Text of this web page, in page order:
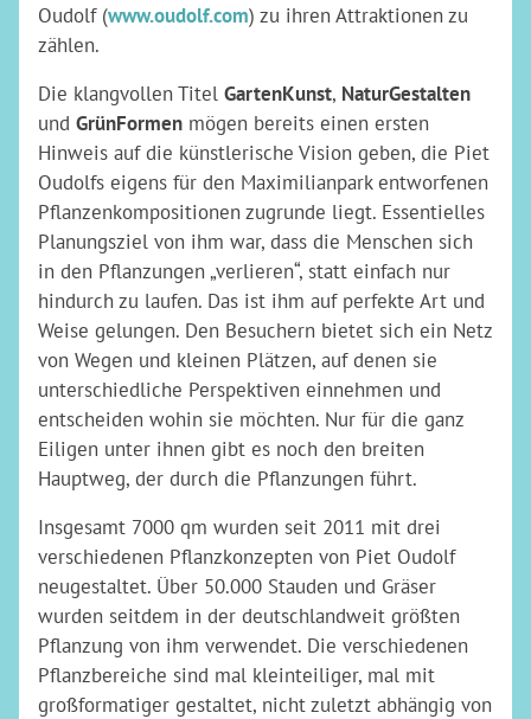
Oudolf (www.oudolf.com) zu ihren Attraktionen zu
zählen.
Die klangvollen Titel GartenKunst, NaturGestalten
und GrünFormen mögen bereits einen ersten
Hinweis auf die künstlerische Vision geben, die Piet
Oudolfs eigens für den Maximilianpark entworfenen
Pflanzenkompositionen zugrunde liegt. Essentielles
Planungsziel von ihm war, dass die Menschen sich
in den Pflanzungen „verlieren“, statt einfach nur
hindurch zu laufen. Das ist ihm auf perfekte Art und
Weise gelungen. Den Besuchern bietet sich ein Netz
von Wegen und kleinen Plätzen, auf denen sie
unterschiedliche Perspektiven einnehmen und
entscheiden wohin sie möchten. Nur für die ganz
Eiligen unter ihnen gibt es noch den breiten
Hauptweg, der durch die Pflanzungen führt.
Insgesamt 7000 qm wurden seit 2011 mit drei
verschiedenen Pflanzkonzepten von Piet Oudolf
neugestaltet. Über 50.000 Stauden und Gräser
wurden seitdem in der deutschlandweit größten
Pflanzung von ihm verwendet. Die verschiedenen
Pflanzbereiche sind mal kleinteiliger, mal mit
großformatiger gestaltet, nicht zuletzt abhängig von